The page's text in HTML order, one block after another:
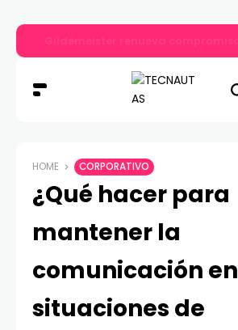
HOME CORPORATIVO
¿Qué hacer para
mantener la
comunicación en
situaciones de